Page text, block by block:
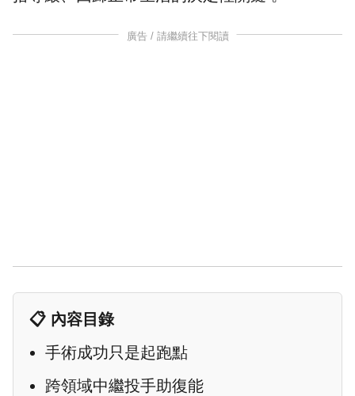
廣告 / 請繼續往下閱讀
📋 內容目錄
手術成功只是起跑點
跨領域中繼投手助復能